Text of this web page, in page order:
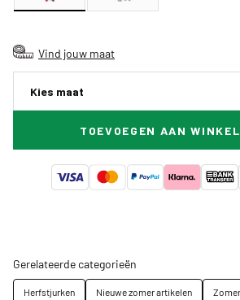
Vind jouw maat
Kies maat
TOEVOEGEN AAN
Gerelateerde categorieën
Herfstjurken Nieuwe zomer artikelen